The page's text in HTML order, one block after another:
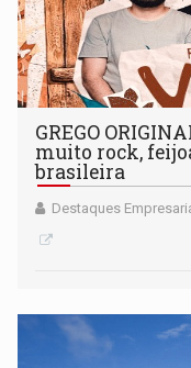
GREGO
muito rock,
brasileira
Destaques